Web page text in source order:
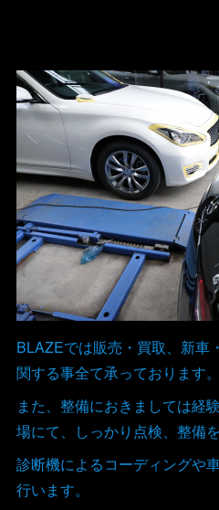
BLAZEでは販売・買取、新車
関する事全て承っております。
また、整備におきましては経
場にて、しっかり点検、整備
診断機によるコーディングや
行います。